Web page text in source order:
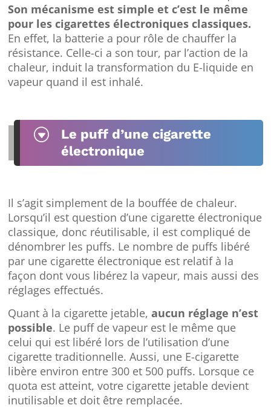
Son mécanisme est simple et c’est le même
pour les cigarettes électroniques classiques.
En effet, la batterie a pour rôle de chauffer la
résistance. Celle-ci a son tour, par l’action de la
chaleur, induit la transformation du E-liquide en
vapeur quand il est inhalé.
G
Le puff d’une cigarette
électronique
Il s’agit simplement de la bouffée de chaleur.
Lorsqu’il est question d’une cigarette électronique
classique, donc réutilisable, il est compliqué de
dénombrer les puffs. Le nombre de puffs libéré
par une cigarette électronique est relatif à la
façon dont vous libérez la vapeur, mais aussi des
réglages effectués.
Quant à la cigarette jetable,aucun réglage n’est
possible. Le puff de vapeur est le même que
celui qui est libéré lors de l’utilisation d’une
cigarette traditionnelle. Aussi, une E-cigarette
libère environ entre 300 et 500 puffs. Lorsque ce
quota est atteint, votre cigarette jetable devient
inutilisable et doit être remplacée.